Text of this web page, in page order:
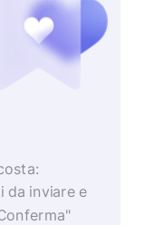
da inviare e